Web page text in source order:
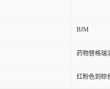
BJM
药物替格瑞
红粉色到棕